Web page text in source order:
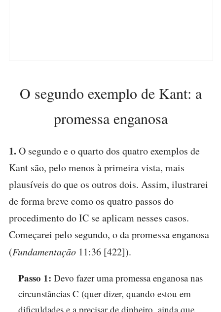
O segundo exemplo de Kant: a
promessa enganosa
1. O segundo e o quarto dos quatro exemplos de
Kant são, pelo menos à primeira vista, mais
plausíveis do que os outros dois. Assim, ilustrarei
de forma breve como os quatro passos do
procedimento do IC se aplicam nesses casos.
Começarei pelo segundo, o da promessa enganosa
(Fundamentação 11:36 [422]).
Passo 1: Devo fazer uma promessa enganosa nas
circunstâncias C (quer dizer, quando estou em
dificuldades e a precisar de dinheiro, ainda que